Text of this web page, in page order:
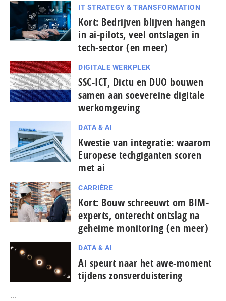
IT STRATEGY & TRANSFORMATION
Kort: Bedrijven blijven hangen
in ai-pilots, veel ontslagen in
tech-sector (en meer)
DIGITALE WERKPLEK
SSC-ICT, Dictu en DUO bouwen
samen aan soevereine digitale
werkomgeving
DATA & AI
Kwestie van integratie: waarom
Europese tech­gi­gan­ten scoren
met ai
CARRIÈRE
Kort: Bouw schreeuwt om BIM-
experts, onterecht ontslag na
geheime monitoring (en meer)
DATA & AI
Ai speurt naar het awe-moment
tijdens zonsverduistering
...